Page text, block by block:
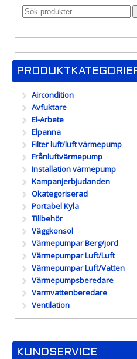
Aircondition
Avfuktare
El-Arbete
Elpanna
Filter luft/luft värmepump
Frånluftvärmepump
Installation värmepump
Kampanjerbjudanden
Okategoriserad
Portabel Kyla
Tillbehör
Väggkonsol
Värmepumpar Berg/jord
Värmepumpar Luft/Luft
Värmepumpar Luft/Vatten
Värmepumpsberedare
Varmvattenberedare
Ventilation
KUNDSERVICE